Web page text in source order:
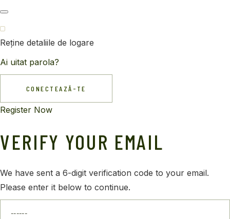
Reține detaliile de logare
Ai uitat parola?
CONECTEAZĂ-TE
Register Now
VERIFY YOUR EMAIL
We have sent a 6-digit verification code to your email.
Please enter it below to continue.